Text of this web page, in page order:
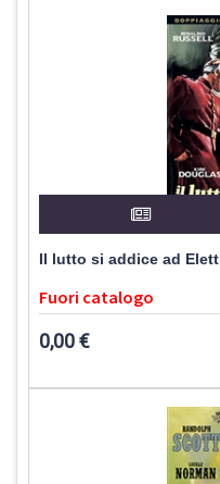
Il lutto si addice ad
Fuori catalogo
0,00 €